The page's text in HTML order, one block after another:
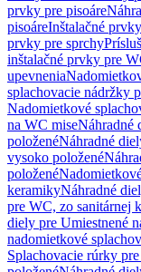
prvky pre pisoáre
pisoáreInštalačné
prvky pre sprchy
inštalačné prvky pre
upevnenia
splachovacie nádržky
Nadomietkové
na WC miseNáhradné
položenéNáhradné
vysoko položené
položené
keramikyNáhradné
pre WC, zo sanitárnej
diely pre Umiestnené
nadomietkové
Splachovacie rúrky